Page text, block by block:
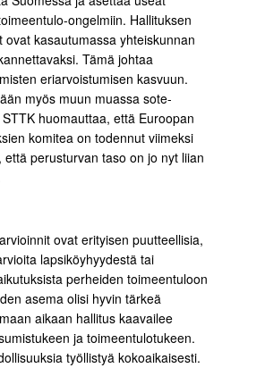
ongelmiin. Hallituksen
ovat kasautumassa yhteiskunnan
Tämä johtaa
eriarvoistumisen kasvuun.
myös muun muassa sote-
huomauttaa, että Euroopan
komitea on todennut viimeksi
että perusturvan taso on jo nyt liian
ovat erityisen puutteellisia,
lapsiköyhyydestä tai
perheiden toimeentuloon
asema olisi hyvin tärkeä
aikaan hallitus kaavailee
ja toimeentulotukeen.
työllistyä kokoaikaisesti.